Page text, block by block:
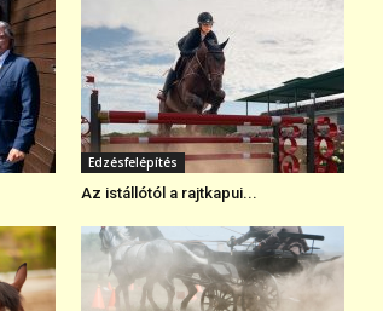
Edzésfelépítés
Az istállótól a rajtkapui...